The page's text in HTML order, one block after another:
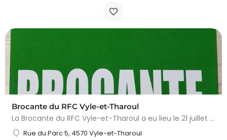
Brocante du RFC Vyle-et-Tharoul
La Brocante du RFC Vyle-et-Tharoul a eu lieu le 21 juillet 2026 de 6h00 à 17h00 / 18h00 sur le terrain de…
Rue du Parc 5, 4570 Vyle-et-Tharoul